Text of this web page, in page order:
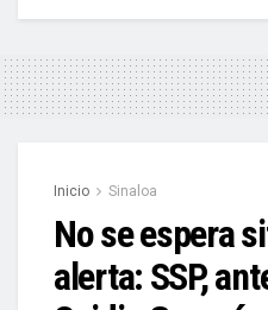
Inicio Sinaloa
No se espera
alerta: SSP,